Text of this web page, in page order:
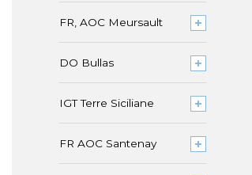
FR, AOC Meursault
DO Bullas
IGT Terre Siciliane
FR AOC Santenay